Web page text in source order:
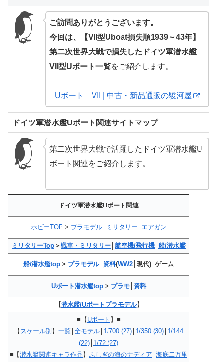
ご訪問ありがとうございます。
今回は、【VII型Uboat損失順1939～43年】
第二次世界大戦で損失したドイツ軍潜水艦
VII型Uボート一覧をご紹介します。
Uボート VII | 中古・新品通販の駿河屋
ドイツ軍潜水艦Uボート関連サイトマップ
第二次世界大戦で活躍したドイツ軍潜水艦U
ボート関連をご紹介します。
ドイツ軍潜水艦Uボート関連
ホビーTOP > プラモデル│ ミリタリー エアガン
ミリタリーTop ＞ 戦車・ミリタリー 航空機/飛行機 船/潜水艦
船/潜水艦top > プラモデル│ 資料(WW2 │現代)│ゲーム
Uボート潜水艦top> プラモ│ 資料
【潜水艦/Uボートプラモデル】
■【 Uボート 】■
【 スケール別 】 一覧 全モデル 1/700 (27) 1/350 (30) 1/144
(22) 1/72 (27)
■【潜水艦関連キャラ作品 】 ふしぎの海のナディア 海底二万里